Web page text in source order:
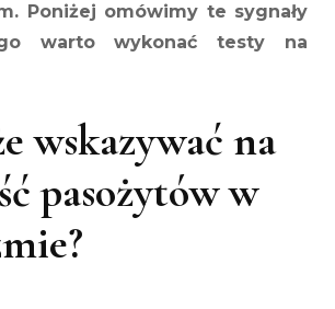
Poniżej omówimy te sygnały
warto wykonać testy na
wskazywać na
pasożytów w